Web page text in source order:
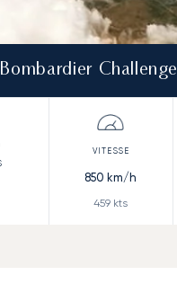
Bombardier
850 km/h
459 kts